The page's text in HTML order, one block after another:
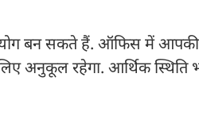
योग बन सकते हैं. ऑफिस में
अनुकूल रहेगा. आर्थिक स्थिति